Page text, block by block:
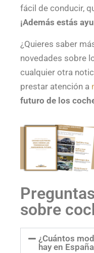
fácil de conducir,
¡Además estás
¿Quieres saber
novedades sobre
cualquier otra
prestar atención a
futuro de los
sobre
¿Cuántos
hay en